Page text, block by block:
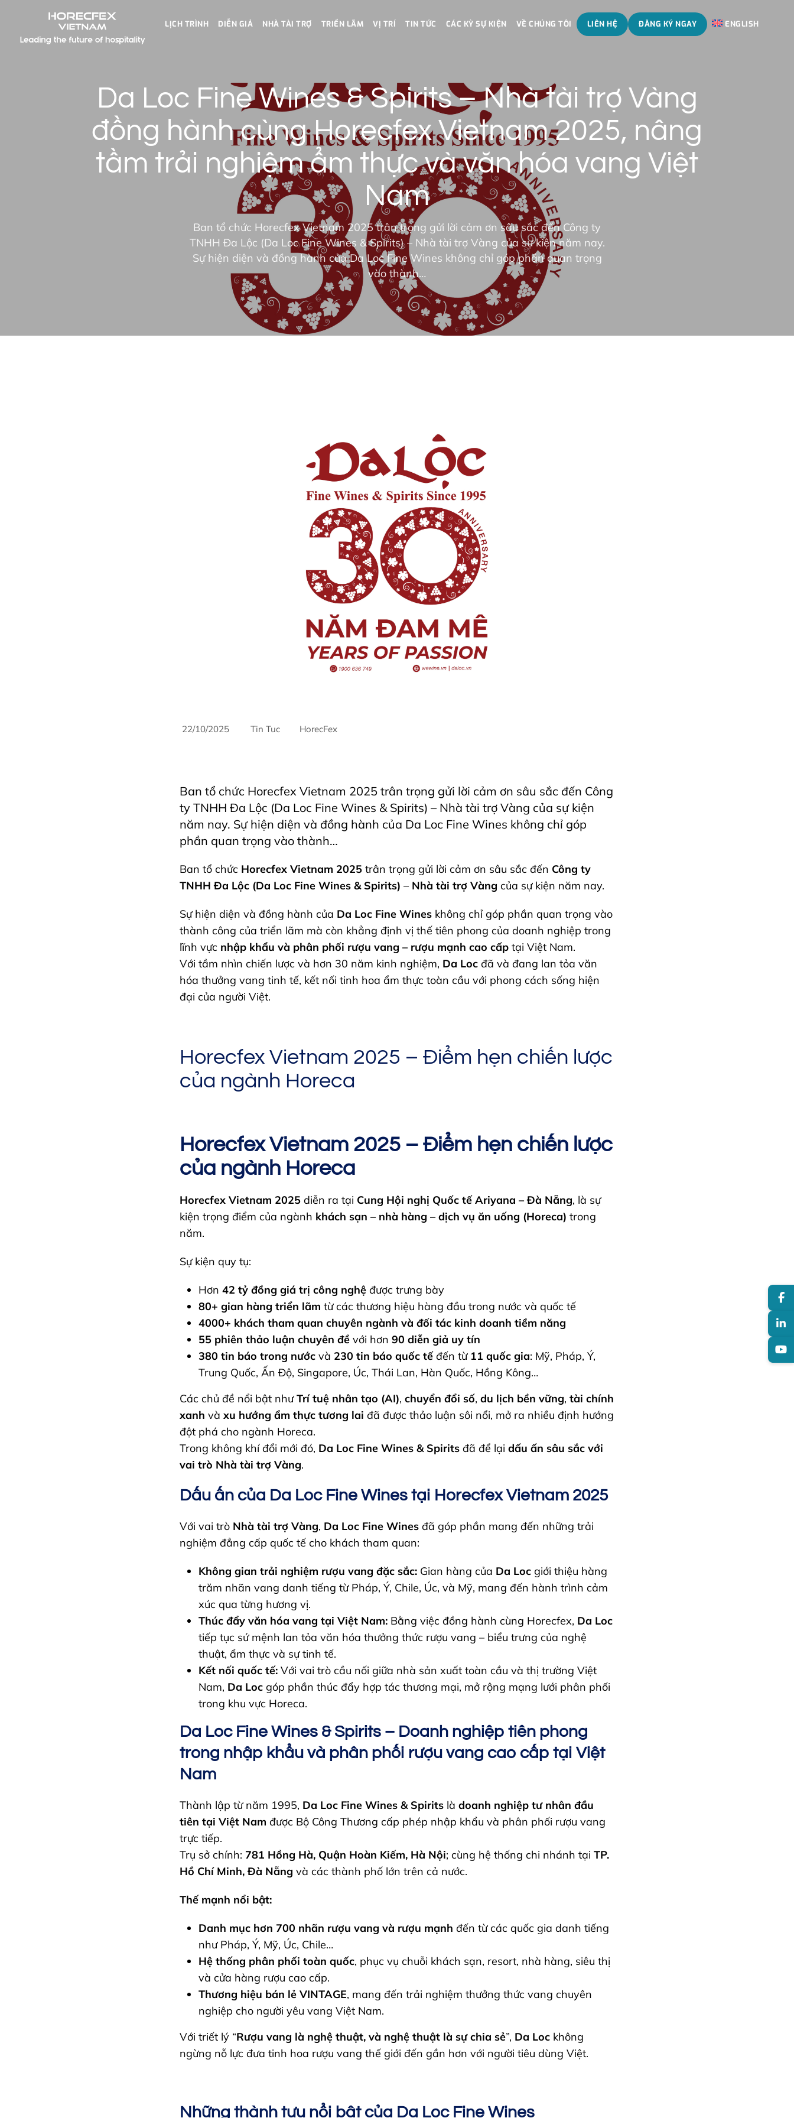
LỊCH TRÌNH DIỄN GIẢ NHÀ TÀI TRỢ TRIỂN LÃM VỊ TRÍ TIN TỨC CÁC KỲ SỰ KIỆN VỀ CHÚNG TÔI LIÊN HỆ ĐĂNG KÝ NGAY ENGLISH
Da Loc Fine Wines & Spirits – Nhà tài trợ Vàng
đồng hành cùng Horecfex Vietnam 2025, nâng
tầm trải nghiệm ẩm thực và văn hóa vang Việt
Nam
Ban tổ chức Horecfex Vietnam 2025 trân trọng gửi lời cảm ơn sâu sắc đến Công ty
TNHH Đa Lộc (Da Loc Fine Wines & Spirits) – Nhà tài trợ Vàng của sự kiện năm nay.
Sự hiện diện và đồng hành của Da Loc Fine Wines không chỉ góp phần quan trọng
vào thành…
22/10/2025 Tin Tuc HorecFex
Ban tổ chức Horecfex Vietnam 2025 trân trọng gửi lời cảm ơn sâu sắc đến Công
ty TNHH Đa Lộc (Da Loc Fine Wines & Spirits) – Nhà tài trợ Vàng của sự kiện
năm nay. Sự hiện diện và đồng hành của Da Loc Fine Wines không chỉ góp
phần quan trọng vào thành…
Ban tổ chức Horecfex Vietnam 2025 trân trọng gửi lời cảm ơn sâu sắc đến Công ty
TNHH Đa Lộc (Da Loc Fine Wines & Spirits) – Nhà tài trợ Vàng của sự kiện năm nay.
Sự hiện diện và đồng hành của Da Loc Fine Wines không chỉ góp phần quan trọng vào
thành công của triển lãm mà còn khẳng định vị thế tiên phong của doanh nghiệp trong
lĩnh vực nhập khẩu và phân phối rượu vang – rượu mạnh cao cấp tại Việt Nam.
Với tầm nhìn chiến lược và hơn 30 năm kinh nghiệm, Da Loc đã và đang lan tỏa văn
hóa thưởng vang tinh tế, kết nối tinh hoa ẩm thực toàn cầu với phong cách sống hiện
đại của người Việt.
Horecfex Vietnam 2025 – Điểm hẹn chiến lược
của ngành Horeca
Horecfex Vietnam 2025 – Điểm hẹn chiến lược
của ngành Horeca
Horecfex Vietnam 2025 diễn ra tại Cung Hội nghị Quốc tế Ariyana – Đà Nẵng, là sự
kiện trọng điểm của ngành khách sạn – nhà hàng – dịch vụ ăn uống (Horeca) trong
năm.
Sự kiện quy tụ:
Hơn 42 tỷ đồng giá trị công nghệ được trưng bày
80+ gian hàng triển lãm từ các thương hiệu hàng đầu trong nước và quốc tế
4000+ khách tham quan chuyên ngành và đối tác kinh doanh tiềm năng
55 phiên thảo luận chuyên đề với hơn 90 diễn giả uy tín
380 tin báo trong nước và 230 tin báo quốc tếđến từ 11 quốc gia: Mỹ, Pháp, Ý,
Trung Quốc, Ấn Độ, Singapore, Úc, Thái Lan, Hàn Quốc, Hồng Kông…
Các chủ đề nổi bật nhưTrí tuệ nhân tạo (AI), chuyển đổi số, du lịch bền vững, tài chính
xanh và xu hướng ẩm thực tương lai đã được thảo luận sôi nổi, mở ra nhiều định hướng
đột phá cho ngành Horeca.
Trong không khí đổi mới đó, Da Loc Fine Wines & Spirits đã để lại dấu ấn sâu sắc với
vai trò Nhà tài trợ Vàng.
Dấu ấn của Da Loc Fine Wines tại Horecfex Vietnam 2025
Với vai trò Nhà tài trợ Vàng, Da Loc Fine Wines đã góp phần mang đến những trải
nghiệm đẳng cấp quốc tế cho khách tham quan:
Không gian trải nghiệm rượu vang đặc sắc: Gian hàng của Da Loc giới thiệu hàng
trăm nhãn vang danh tiếng từ Pháp, Ý, Chile, Úc, và Mỹ, mang đến hành trình cảm
xúc qua từng hương vị.
Thúc đẩy văn hóa vang tại Việt Nam: Bằng việc đồng hành cùng Horecfex, Da Loc
tiếp tục sứ mệnh lan tỏa văn hóa thưởng thức rượu vang – biểu trưng của nghệ
thuật, ẩm thực và sự tinh tế.
Kết nối quốc tế: Với vai trò cầu nối giữa nhà sản xuất toàn cầu và thị trường Việt
Nam, Da Loc góp phần thúc đẩy hợp tác thương mại, mở rộng mạng lưới phân phối
trong khu vực Horeca.
Da Loc Fine Wines & Spirits – Doanh nghiệp tiên phong
trong nhập khẩu và phân phối rượu vang cao cấp tại Việt
Nam
Thành lập từ năm 1995, Da Loc Fine Wines & Spirits là doanh nghiệp tư nhân đầu
tiên tại Việt Nam được Bộ Công Thương cấp phép nhập khẩu và phân phối rượu vang
trực tiếp.
Trụ sở chính: 781 Hồng Hà, Quận Hoàn Kiếm, Hà Nội; cùng hệ thống chi nhánh tại TP.
Hồ Chí Minh, Đà Nẵng và các thành phố lớn trên cả nước.
Thế mạnh nổi bật:
Danh mục hơn 700 nhãn rượu vang và rượu mạnh đến từ các quốc gia danh tiếng
như Pháp, Ý, Mỹ, Úc, Chile…
Hệ thống phân phối toàn quốc, phục vụ chuỗi khách sạn, resort, nhà hàng, siêu thị
và cửa hàng rượu cao cấp.
Thương hiệu bán lẻ VINTAGE, mang đến trải nghiệm thưởng thức vang chuyên
nghiệp cho người yêu vang Việt Nam.
Với triết lý “Rượu vang là nghệ thuật, và nghệ thuật là sự chia sẻ”, Da Loc không
ngừng nỗ lực đưa tinh hoa rượu vang thế giới đến gần hơn với người tiêu dùng Việt.
Những thành tựu nổi bật của Da Loc Fine Wines